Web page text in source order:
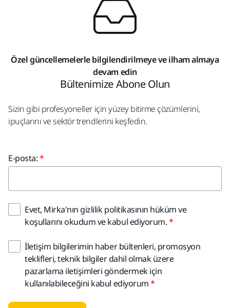
Özel güncellemelerle bilgilendirilmeye ve ilham almaya
devam edin
Bültenimize Abone Olun
Sizin gibi profesyoneller için yüzey bitirme çözümlerini,
ipuçlarını ve sektör trendlerini keşfedin.
E-posta:
Evet, Mirka'nın gizlilik politikasının hüküm ve
koşullarını okudum ve kabul ediyorum.
İletişim bilgilerimin haber bültenleri, promosyon
teklifleri, teknik bilgiler dahil olmak üzere
pazarlama iletişimleri göndermek için
kullanılabileceğini kabul ediyorum